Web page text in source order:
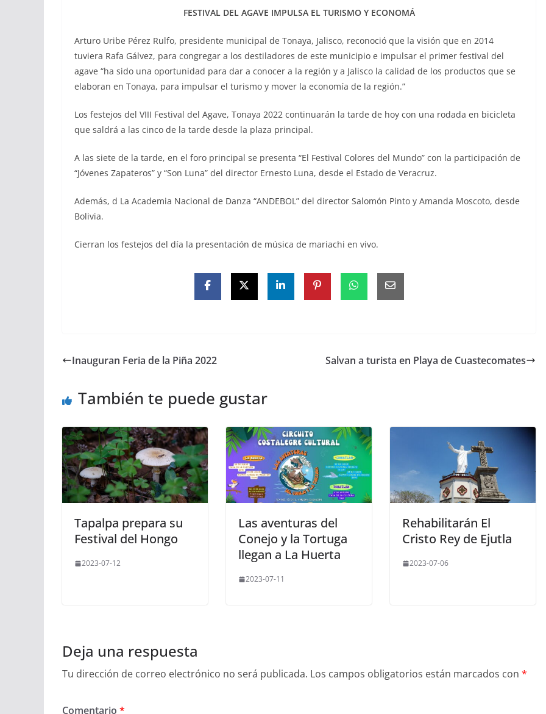
FESTIVAL DEL AGAVE IMPULSA EL TURISMO Y ECONOMÁ
Arturo Uribe Pérez Rulfo, presidente municipal de Tonaya, Jalisco, reconoció que la visión que en 2014
tuviera Rafa Gálvez, para congregar a los destiladores de este municipio e impulsar el primer festival del
agave “ha sido una oportunidad para dar a conocer a la región y a Jalisco la calidad de los productos que se
elaboran en Tonaya, para impulsar el turismo y mover la economía de la región.”
Los festejos del VIII Festival del Agave, Tonaya 2022 continuarán la tarde de hoy con una rodada en bicicleta
que saldrá a las cinco de la tarde desde la plaza principal.
A las siete de la tarde, en el foro principal se presenta “El Festival Colores del Mundo” con la participación de
“Jóvenes Zapateros” y “Son Luna” del director Ernesto Luna, desde el Estado de Veracruz.
Además, d La Academia Nacional de Danza “ANDEBOL” del director Salomón Pinto y Amanda Moscoto, desde
Bolivia.
Cierran los festejos del día la presentación de música de mariachi en vivo.
Inauguran Feria de la Piña 2022 Salvan a turista en Playa de Cuastecomates
También te puede gustar
Tapalpa prepara su
Festival del Hongo
2023-07-12
Las aventuras del
Conejo y la Tortuga
llegan a La Huerta
2023-07-11
Rehabilitarán El
Cristo Rey de Ejutla
2023-07-06
Deja una respuesta
Tu dirección de correo electrónico no será publicada. Los campos obligatorios están marcados con *
Comentario *